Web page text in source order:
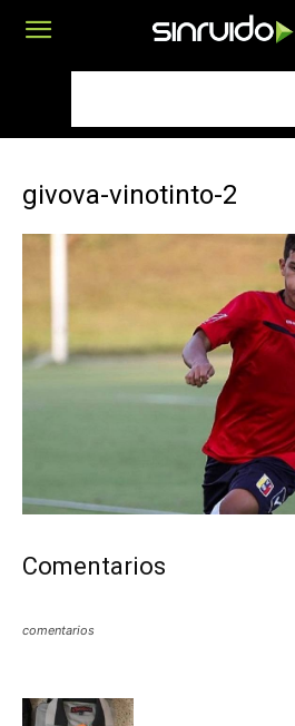
givova-vinotinto-2
Comentarios
comentarios